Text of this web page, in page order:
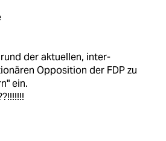
der aktuellen, inter-
Opposition der FDP zu
ein.